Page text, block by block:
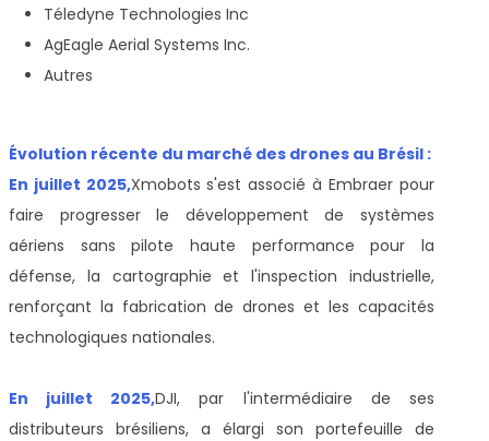
Téledyne Technologies Inc
AgEagle Aerial Systems Inc.
Autres
Évolution récente du marché des drones au Brésil :
En juillet 2025,Xmobots s'est associé à Embraer pour
faire progresser le développement de systèmes
aériens sans pilote haute performance pour la
défense, la cartographie et l'inspection industrielle,
renforçant la fabrication de drones et les capacités
technologiques nationales.
En juillet 2025,DJI, par l'intermédiaire de ses
distributeurs brésiliens, a élargi son portefeuille de